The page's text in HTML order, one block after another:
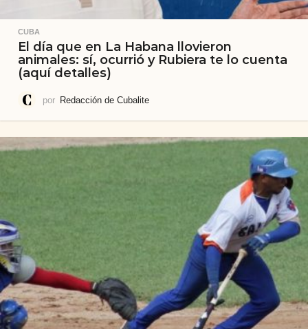
CUBA
El día que en La Habana llovieron
animales: sí, ocurrió y Rubiera te lo cuenta
(aquí detalles)
por Redacción de Cubalite